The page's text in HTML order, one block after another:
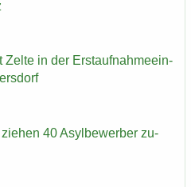
Zelte in der Erst­auf­nah­me­ein­
40 Asyl­be­wer­ber zu­